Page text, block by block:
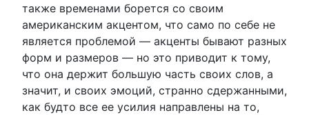
также временами борется со своим
американским акцентом, что само по себе не
является проблемой — акценты бывают разных
форм и размеров — но это приводит к тому,
что она держит большую часть своих слов, а
значит, и своих эмоций, странно сдержанными,
как будто все ее усилия направлены на то,